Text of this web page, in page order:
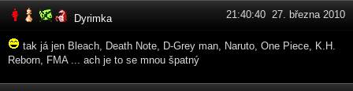
Dyrimka 21:40:40 27. března 2010
tak já jen Bleach, Death Note, D-Grey man, Naruto, One Piece, K.H.
Reborn, FMA ... ach je to se mnou špatný